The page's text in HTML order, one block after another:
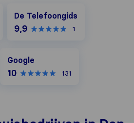
De Telefoongids
9,9 1
Google
10 131